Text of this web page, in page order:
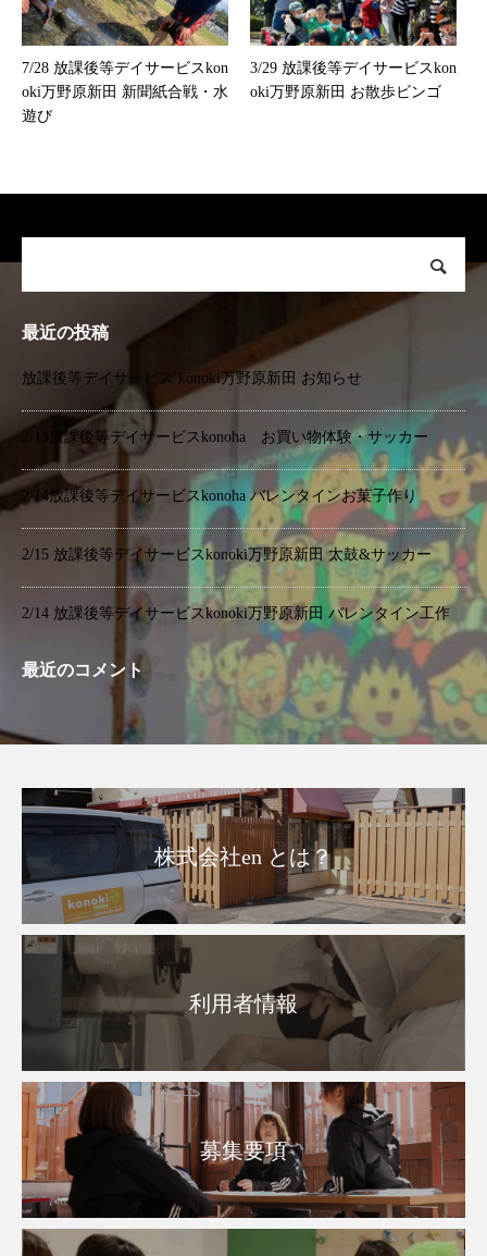
7/28 放課後等デイサービスkon
oki万野原新田 新聞紙合戦・水
遊び
3/29 放課後等デイサービスkon
oki万野原新田 お散歩ビンゴ
最近の投稿
放課後等デイサービス konoki万野原新田 お知らせ
2/15放課後等デイサービスkonoha お買い物体験・サッカー
2/14放課後等デイサービスkonoha バレンタインお菓子作り
2/15 放課後等デイサービスkonoki万野原新田 太鼓&サッカー
2/14 放課後等デイサービスkonoki万野原新田 バレンタイン工作
最近のコメント
株式会社en とは？
利用者情報
募集要項